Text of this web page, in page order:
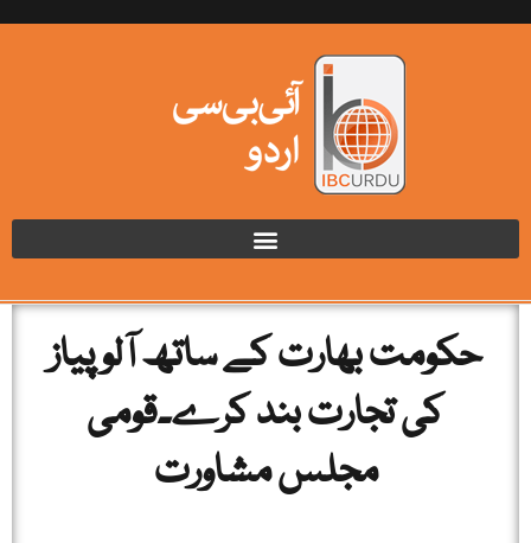
حکومت بھارت کے ساتھ آلو پیاز
کی تجارت بند کرے۔قومی
مجلس مشاورت